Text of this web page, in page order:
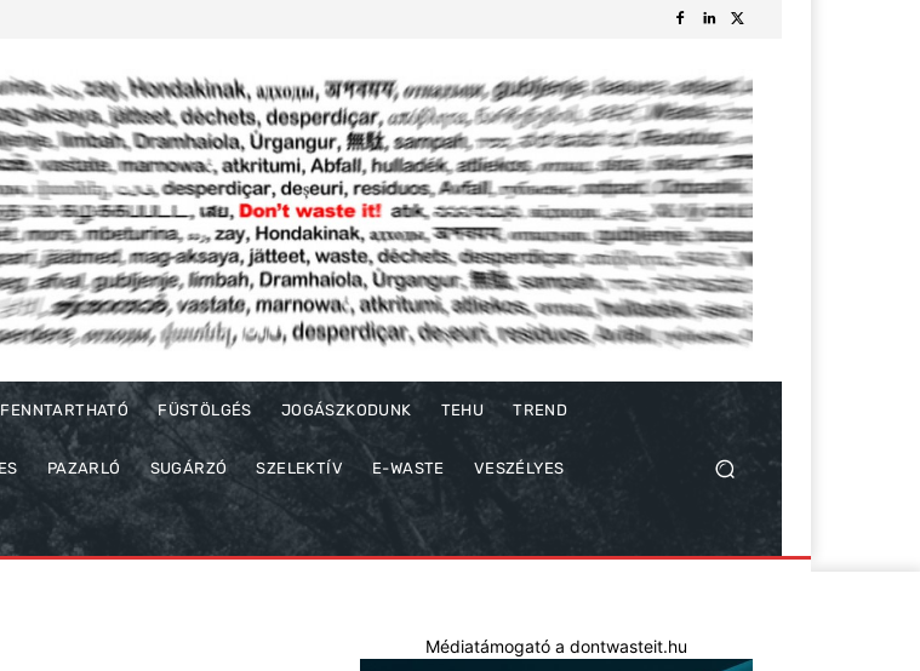
FENNTARTHATÓ FÜSTÖLGÉS JOGÁSZKODUNK TEHU TREND
PAZARLÓ SUGÁRZÓ SZELEKTÍV E-WASTE VESZÉLYES
Médiatámogató a dontwasteit.hu